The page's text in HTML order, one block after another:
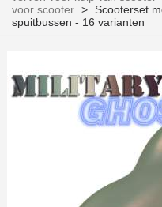
Schrijf je in
Levering
Betaling in 4x gratis
Je online
Deel je creaties
Verzamel
voor scooter > Scooterset
spuitbussen - 16 varianten